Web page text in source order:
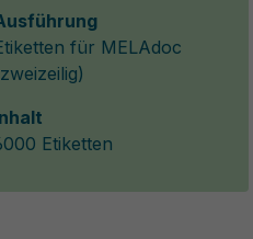
für MELAdoc
Etiketten